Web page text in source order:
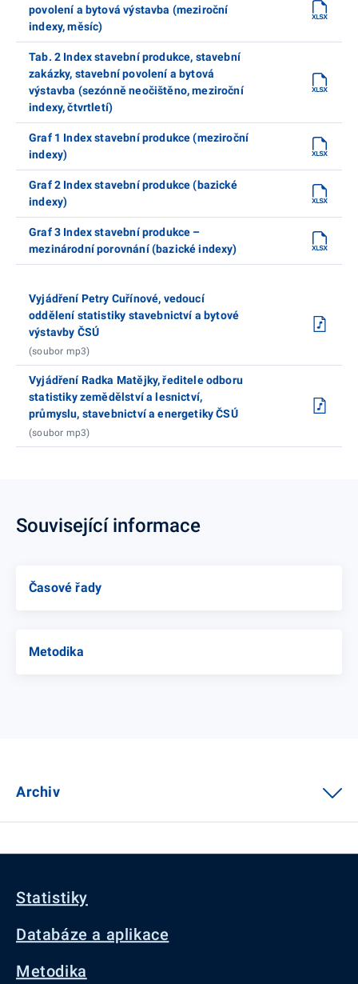
povolení a bytová výstavba (meziroční
indexy, měsíc)
Tab. 2 Index stavební produkce, stavební
zakázky, stavební povolení a bytová
výstavba (sezónně neočištěno, meziroční
indexy, čtvrtletí)
Graf 1 Index stavební produkce (meziroční
indexy)
Graf 2 Index stavební produkce (bazické
indexy)
Graf 3 Index stavební produkce –
mezinárodní porovnání (bazické indexy)
Vyjádření Petry Cuřínové, vedoucí
oddělení statistiky stavebnictví a bytové
výstavby ČSÚ
(soubor mp3)
Vyjádření Radka Matějky, ředitele odboru
statistiky zemědělství a lesnictví,
průmyslu, stavebnictví a energetiky ČSÚ
(soubor mp3)
Související informace
Časové řady
Metodika
Archiv
Statistiky
Databáze a aplikace
Metodika